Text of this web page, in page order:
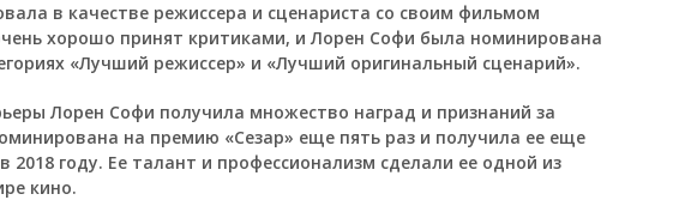
в качестве режиссера и сценариста со своим фильмом
хорошо принят критиками, и Лорен Софи была номинирована
«Лучший режиссер» и «Лучший оригинальный сценарий».
Лорен Софи получила множество наград и признаний за
на премию «Сезар» еще пять раз и получила ее еще
2018 году. Ее талант и профессионализм сделали ее одной из
кино.